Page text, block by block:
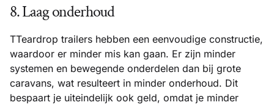
8. Laag onderhoud
TTeardrop trailers hebben een eenvoudige constructie,
waardoor er minder mis kan gaan. Er zijn minder
systemen en bewegende onderdelen dan bij grote
caravans, wat resulteert in minder onderhoud. Dit
bespaart je uiteindelijk ook geld, omdat je minder